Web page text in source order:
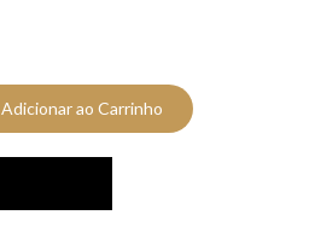
Adicionar ao Carrinho